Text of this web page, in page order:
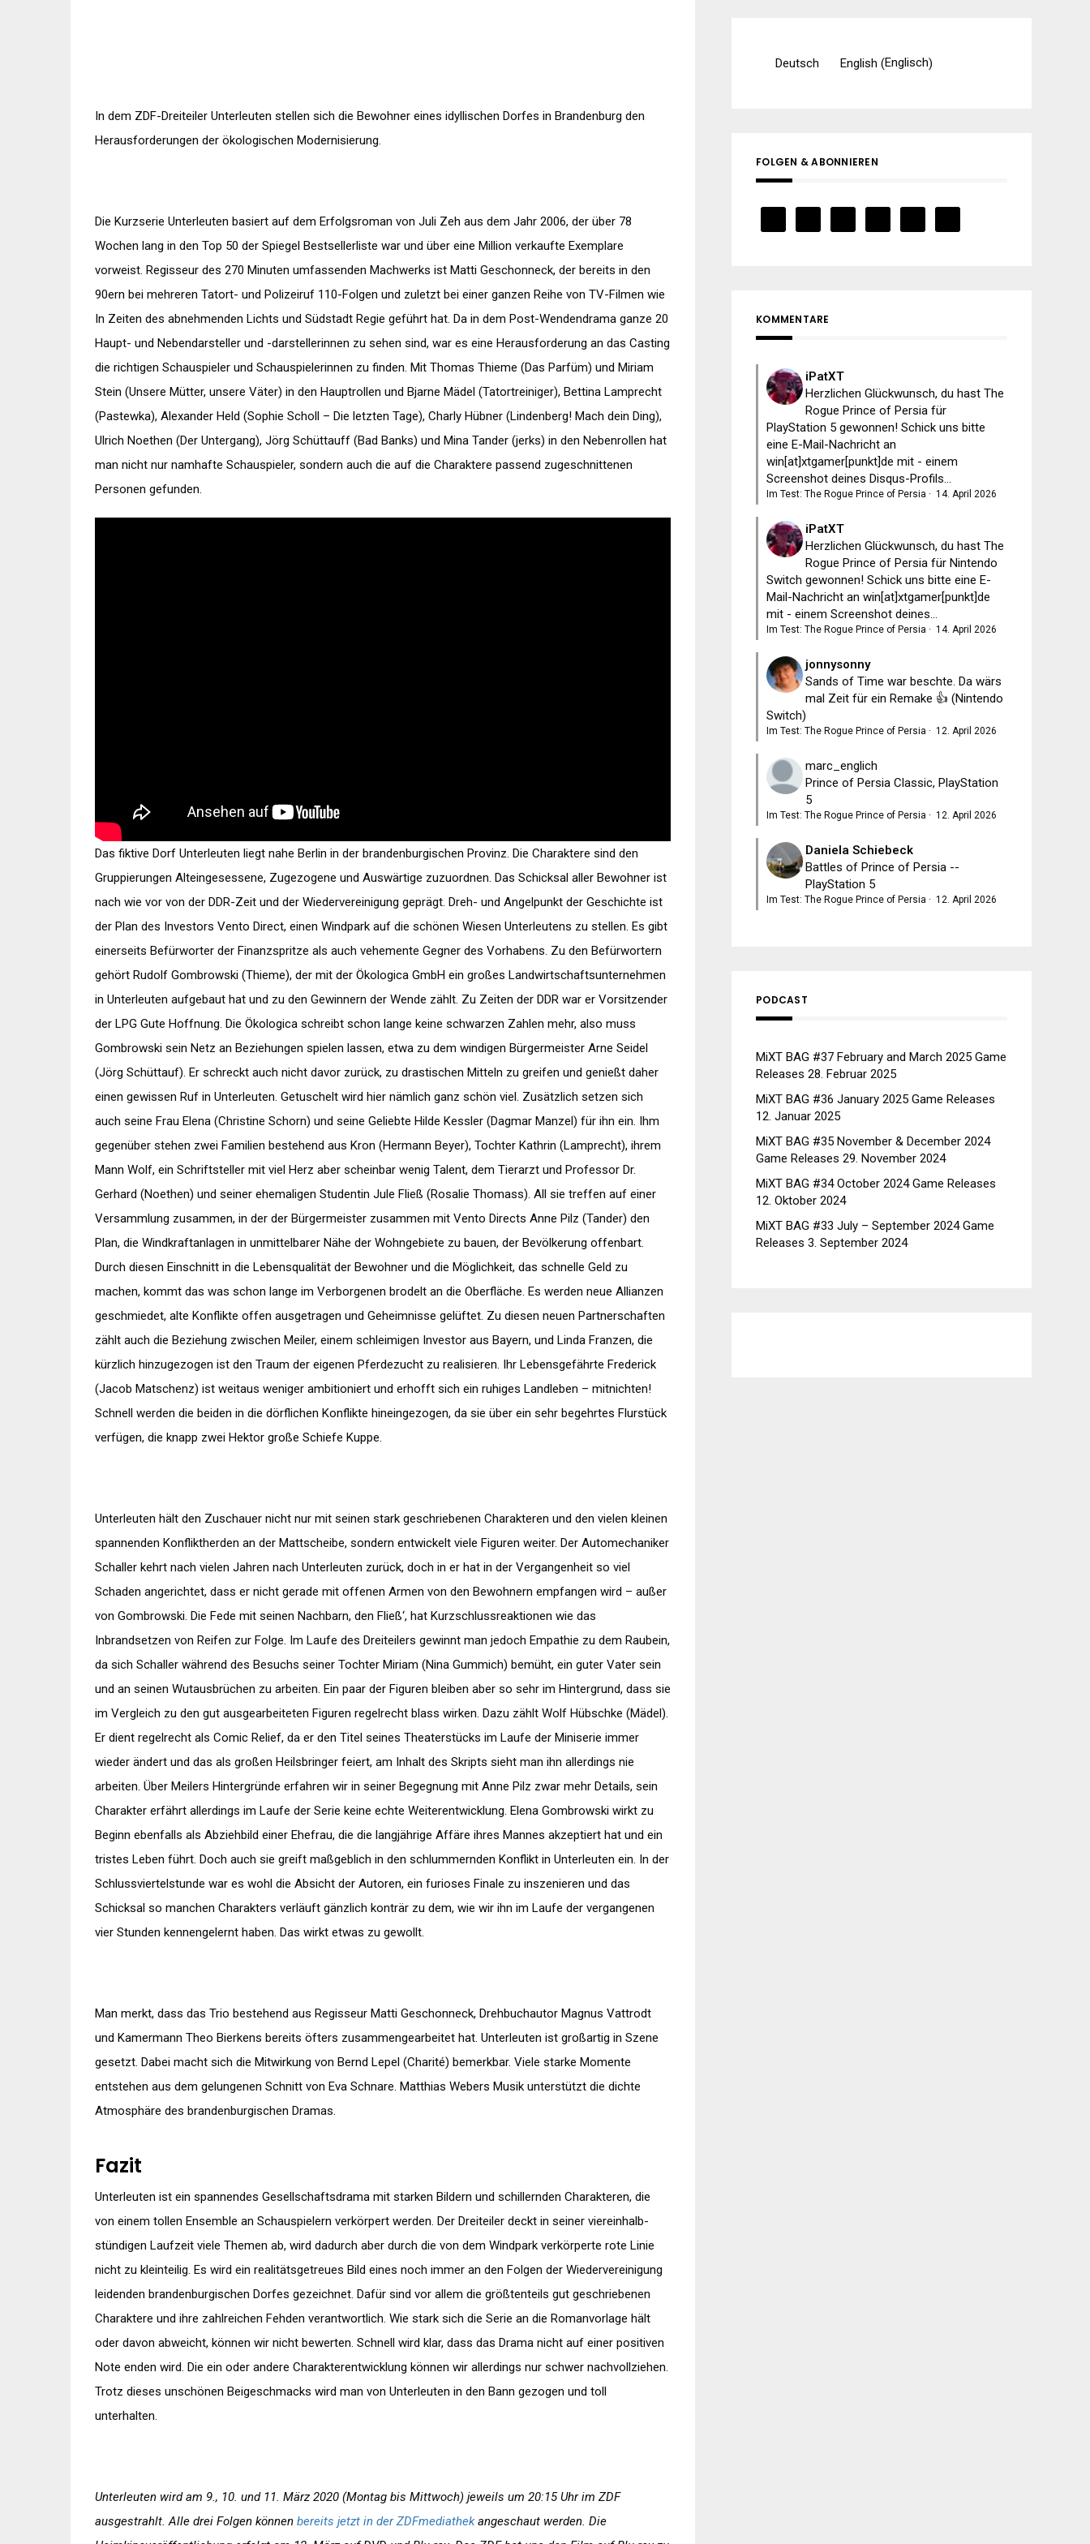
In dem ZDF-Dreiteiler Unterleuten stellen sich die Bewohner eines idyllischen Dorfes in Brandenburg den
Herausforderungen der ökologischen Modernisierung.
Die Kurzserie Unterleuten basiert auf dem Erfolgsroman von Juli Zeh aus dem Jahr 2006, der über 78
Wochen lang in den Top 50 der Spiegel Bestsellerliste war und über eine Million verkaufte Exemplare
vorweist. Regisseur des 270 Minuten umfassenden Machwerks ist Matti Geschonneck, der bereits in den
90ern bei mehreren Tatort- und Polizeiruf 110-Folgen und zuletzt bei einer ganzen Reihe von TV-Filmen wie
In Zeiten des abnehmenden Lichts und Südstadt Regie geführt hat. Da in dem Post-Wendendrama ganze 20
Haupt- und Nebendarsteller und -darstellerinnen zu sehen sind, war es eine Herausforderung an das Casting
die richtigen Schauspieler und Schauspielerinnen zu finden. Mit Thomas Thieme (Das Parfüm) und Miriam
Stein (Unsere Mütter, unsere Väter) in den Hauptrollen und Bjarne Mädel (Tatortreiniger), Bettina Lamprecht
(Pastewka), Alexander Held (Sophie Scholl – Die letzten Tage), Charly Hübner (Lindenberg! Mach dein Ding),
Ulrich Noethen (Der Untergang), Jörg Schüttauff (Bad Banks) und Mina Tander (jerks) in den Nebenrollen hat
man nicht nur namhafte Schauspieler, sondern auch die auf die Charaktere passend zugeschnittenen
Personen gefunden.
Das fiktive Dorf Unterleuten liegt nahe Berlin in der brandenburgischen Provinz. Die Charaktere sind den
Gruppierungen Alteingesessene, Zugezogene und Auswärtige zuzuordnen. Das Schicksal aller Bewohner ist
nach wie vor von der DDR-Zeit und der Wiedervereinigung geprägt. Dreh- und Angelpunkt der Geschichte ist
der Plan des Investors Vento Direct, einen Windpark auf die schönen Wiesen Unterleutens zu stellen. Es gibt
einerseits Befürworter der Finanzspritze als auch vehemente Gegner des Vorhabens. Zu den Befürwortern
gehört Rudolf Gombrowski (Thieme), der mit der Ökologica GmbH ein großes Landwirtschaftsunternehmen
in Unterleuten aufgebaut hat und zu den Gewinnern der Wende zählt. Zu Zeiten der DDR war er Vorsitzender
der LPG Gute Hoffnung. Die Ökologica schreibt schon lange keine schwarzen Zahlen mehr, also muss
Gombrowski sein Netz an Beziehungen spielen lassen, etwa zu dem windigen Bürgermeister Arne Seidel
(Jörg Schüttauf). Er schreckt auch nicht davor zurück, zu drastischen Mitteln zu greifen und genießt daher
einen gewissen Ruf in Unterleuten. Getuschelt wird hier nämlich ganz schön viel. Zusätzlich setzen sich
auch seine Frau Elena (Christine Schorn) und seine Geliebte Hilde Kessler (Dagmar Manzel) für ihn ein. Ihm
gegenüber stehen zwei Familien bestehend aus Kron (Hermann Beyer), Tochter Kathrin (Lamprecht), ihrem
Mann Wolf, ein Schriftsteller mit viel Herz aber scheinbar wenig Talent, dem Tierarzt und Professor Dr.
Gerhard (Noethen) und seiner ehemaligen Studentin Jule Fließ (Rosalie Thomass). All sie treffen auf einer
Versammlung zusammen, in der der Bürgermeister zusammen mit Vento Directs Anne Pilz (Tander) den
Plan, die Windkraftanlagen in unmittelbarer Nähe der Wohngebiete zu bauen, der Bevölkerung offenbart.
Durch diesen Einschnitt in die Lebensqualität der Bewohner und die Möglichkeit, das schnelle Geld zu
machen, kommt das was schon lange im Verborgenen brodelt an die Oberfläche. Es werden neue Allianzen
geschmiedet, alte Konflikte offen ausgetragen und Geheimnisse gelüftet. Zu diesen neuen Partnerschaften
zählt auch die Beziehung zwischen Meiler, einem schleimigen Investor aus Bayern, und Linda Franzen, die
kürzlich hinzugezogen ist den Traum der eigenen Pferdezucht zu realisieren. Ihr Lebensgefährte Frederick
(Jacob Matschenz) ist weitaus weniger ambitioniert und erhofft sich ein ruhiges Landleben – mitnichten!
Schnell werden die beiden in die dörflichen Konflikte hineingezogen, da sie über ein sehr begehrtes Flurstück
verfügen, die knapp zwei Hektor große Schiefe Kuppe.
Unterleuten hält den Zuschauer nicht nur mit seinen stark geschriebenen Charakteren und den vielen kleinen
spannenden Konfliktherden an der Mattscheibe, sondern entwickelt viele Figuren weiter. Der Automechaniker
Schaller kehrt nach vielen Jahren nach Unterleuten zurück, doch in er hat in der Vergangenheit so viel
Schaden angerichtet, dass er nicht gerade mit offenen Armen von den Bewohnern empfangen wird – außer
von Gombrowski. Die Fede mit seinen Nachbarn, den Fließ‘, hat Kurzschlussreaktionen wie das
Inbrandsetzen von Reifen zur Folge. Im Laufe des Dreiteilers gewinnt man jedoch Empathie zu dem Raubein,
da sich Schaller während des Besuchs seiner Tochter Miriam (Nina Gummich) bemüht, ein guter Vater sein
und an seinen Wutausbrüchen zu arbeiten. Ein paar der Figuren bleiben aber so sehr im Hintergrund, dass sie
im Vergleich zu den gut ausgearbeiteten Figuren regelrecht blass wirken. Dazu zählt Wolf Hübschke (Mädel).
Er dient regelrecht als Comic Relief, da er den Titel seines Theaterstücks im Laufe der Miniserie immer
wieder ändert und das als großen Heilsbringer feiert, am Inhalt des Skripts sieht man ihn allerdings nie
arbeiten. Über Meilers Hintergründe erfahren wir in seiner Begegnung mit Anne Pilz zwar mehr Details, sein
Charakter erfährt allerdings im Laufe der Serie keine echte Weiterentwicklung. Elena Gombrowski wirkt zu
Beginn ebenfalls als Abziehbild einer Ehefrau, die die langjährige Affäre ihres Mannes akzeptiert hat und ein
tristes Leben führt. Doch auch sie greift maßgeblich in den schlummernden Konflikt in Unterleuten ein. In der
Schlussviertelstunde war es wohl die Absicht der Autoren, ein furioses Finale zu inszenieren und das
Schicksal so manchen Charakters verläuft gänzlich konträr zu dem, wie wir ihn im Laufe der vergangenen
vier Stunden kennengelernt haben. Das wirkt etwas zu gewollt.
Man merkt, dass das Trio bestehend aus Regisseur Matti Geschonneck, Drehbuchautor Magnus Vattrodt
und Kamermann Theo Bierkens bereits öfters zusammengearbeitet hat. Unterleuten ist großartig in Szene
gesetzt. Dabei macht sich die Mitwirkung von Bernd Lepel (Charité) bemerkbar. Viele starke Momente
entstehen aus dem gelungenen Schnitt von Eva Schnare. Matthias Webers Musik unterstützt die dichte
Atmosphäre des brandenburgischen Dramas.
Fazit
Unterleuten ist ein spannendes Gesellschaftsdrama mit starken Bildern und schillernden Charakteren, die
von einem tollen Ensemble an Schauspielern verkörpert werden. Der Dreiteiler deckt in seiner viereinhalb-
stündigen Laufzeit viele Themen ab, wird dadurch aber durch die von dem Windpark verkörperte rote Linie
nicht zu kleinteilig. Es wird ein realitätsgetreues Bild eines noch immer an den Folgen der Wiedervereinigung
leidenden brandenburgischen Dorfes gezeichnet. Dafür sind vor allem die größtenteils gut geschriebenen
Charaktere und ihre zahlreichen Fehden verantwortlich. Wie stark sich die Serie an die Romanvorlage hält
oder davon abweicht, können wir nicht bewerten. Schnell wird klar, dass das Drama nicht auf einer positiven
Note enden wird. Die ein oder andere Charakterentwicklung können wir allerdings nur schwer nachvollziehen.
Trotz dieses unschönen Beigeschmacks wird man von Unterleuten in den Bann gezogen und toll
unterhalten.
Unterleuten wird am 9., 10. und 11. März 2020 (Montag bis Mittwoch) jeweils um 20:15 Uhr im ZDF
ausgestrahlt. Alle drei Folgen können bereits jetzt in der ZDFmediathekangeschaut werden. Die
Deutsch English (Englisch)
FOLGEN & ABONNIEREN
KOMMENTARE
iPatXT
Herzlichen Glückwunsch, du hast The
Rogue Prince of Persia für
PlayStation 5 gewonnen! Schick uns bitte
eine E-Mail-Nachricht an
win[at]xtgamer[punkt]de mit - einem
Screenshot deines Disqus-Profils...
Im Test: The Rogue Prince of Persia · 14. April 2026
iPatXT
Herzlichen Glückwunsch, du hast The
Rogue Prince of Persia für Nintendo
Switch gewonnen! Schick uns bitte eine E-
Mail-Nachricht an win[at]xtgamer[punkt]de
mit - einem Screenshot deines...
Im Test: The Rogue Prince of Persia · 14. April 2026
jonnysonny
Sands of Time war beschte. Da wärs
mal Zeit für ein Remake 👍 (Nintendo
Switch)
Im Test: The Rogue Prince of Persia · 12. April 2026
marc_englich
Prince of Persia Classic, PlayStation
5
Im Test: The Rogue Prince of Persia · 12. April 2026
Daniela Schiebeck
Battles of Prince of Persia --
PlayStation 5
Im Test: The Rogue Prince of Persia · 12. April 2026
PODCAST
MiXT BAG #37 February and March 2025 Game
Releases 28. Februar 2025
MiXT BAG #36 January 2025 Game Releases
12. Januar 2025
MiXT BAG #35 November & December 2024
Game Releases 29. November 2024
MiXT BAG #34 October 2024 Game Releases
12. Oktober 2024
MiXT BAG #33 July – September 2024 Game
Releases 3. September 2024